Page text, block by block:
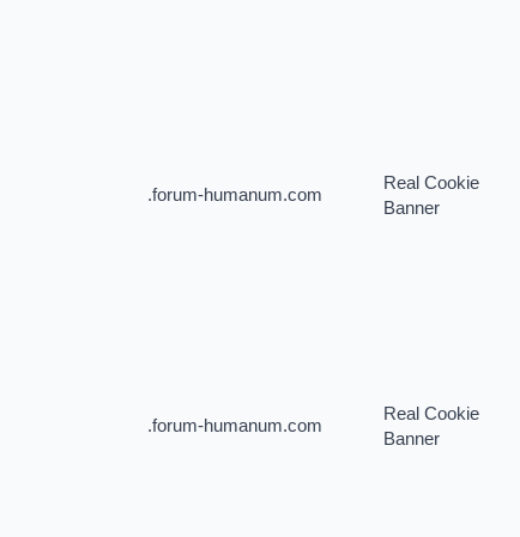
.forum-humanum.com
Real Cookie
Banner
.forum-humanum.com
Real Cookie
Banner